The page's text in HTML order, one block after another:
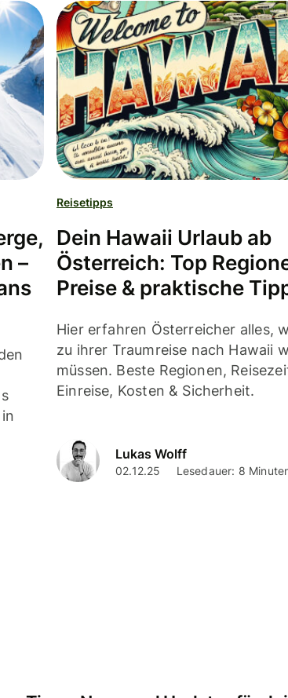
–
Reisetipps
Dein Hawaii Urlaub ab
Österreich: Top
Preise & praktische
Hier erfahren Österreicher alles,
zu ihrer Traumreise nach Hawaii
müssen. Beste Regionen,
Einreise, Kosten & Sicherheit.
Lukas Wolff
02.12.25 Lesedauer: 8